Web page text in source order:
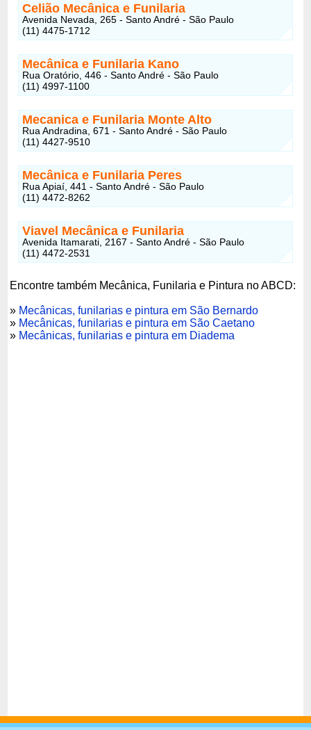
Celião Mecânica e Funilaria
Avenida Nevada, 265 - Santo André - São Paulo
(11) 4475-1712
Mecânica e Funilaria Kano
Rua Oratório, 446 - Santo André - São Paulo
(11) 4997-1100
Mecanica e Funilaria Monte Alto
Rua Andradina, 671 - Santo André - São Paulo
(11) 4427-9510
Mecânica e Funilaria Peres
Rua Apiaí, 441 - Santo André - São Paulo
(11) 4472-8262
Viavel Mecânica e Funilaria
Avenida Itamarati, 2167 - Santo André - São Paulo
(11) 4472-2531
Encontre também Mecânica, Funilaria e Pintura no ABCD:
» Mecânicas, funilarias e pintura em São Bernardo
» Mecânicas, funilarias e pintura em São Caetano
» Mecânicas, funilarias e pintura em Diadema